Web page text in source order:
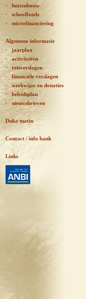
· huttenbouw
· schoolfonds
· microfinanciering
Algemene informatie
· jaarplan
· activiteiten
· reisverslagen
· financiële verslagen
· werkwijze en donaties
· beleidsplan
· nieuwsbrieven
Duka matin
Contact / info bank
Links